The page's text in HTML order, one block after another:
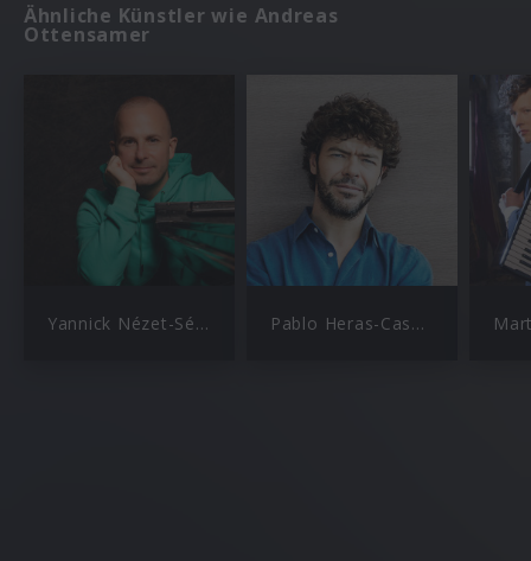
Ähnliche Künstler wie Andreas
Ottensamer
Yannick Nézet-Séguin Pablo Heras-Casado